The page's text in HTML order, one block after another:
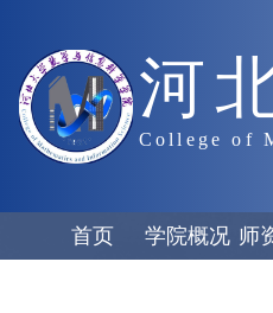
河
College of
首页 学院概况 师